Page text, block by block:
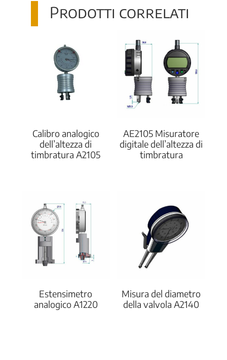
Prodotti correlati
Calibro analogico
dell’altezza di
timbratura A2105
AE2105 Misuratore
digitale dell’altezza di
timbratura
Estensimetro
analogico A1220
Misura del diametro
della valvola A2140